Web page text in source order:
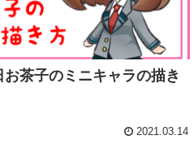
お茶子のミニキャラの描き
2021.03.14